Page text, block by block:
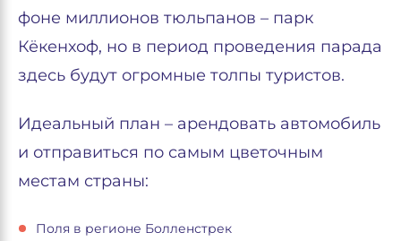
фоне миллионов тюльпанов – парк
Кёкенхоф, но в период проведения парада
здесь будут огромные толпы туристов.
Идеальный план – арендовать автомобиль
и отправиться по самым цветочным
местам страны:
Поля в регионе Болленстрек